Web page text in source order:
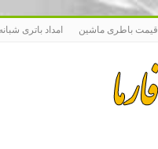
قیمت باطری ماشین امداد باتری